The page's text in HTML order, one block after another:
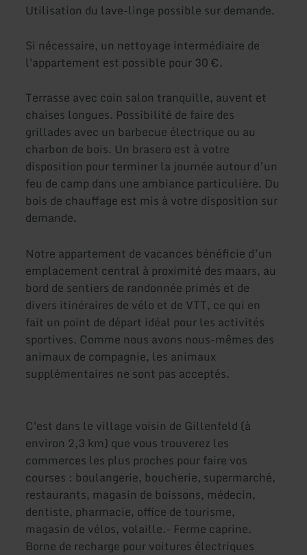
Utilisation du lave-linge possible sur demande.
Si nécessaire, un nettoyage intermédiaire de
l'appartement est possible pour 30 €.
Terrasse avec coin salon tranquille, auvent et
chaises longues. Possibilité de faire des
grillades avec un barbecue électrique ou au
charbon de bois. Un brasero est à votre
disposition pour terminer la journée autour d’un
feu de camp dans une ambiance particulière. Du
bois de chauffage est mis à votre disposition sur
demande.
Notre appartement de vacances bénéficie d’un
emplacement central à proximité des maars, au
bord de sentiers de randonnée primés et de
divers itinéraires de vélo et de VTT, ce qui en
fait un point de départ idéal pour les activités
sportives. Comme nous avons nous-mêmes des
animaux de compagnie, les animaux
supplémentaires ne sont pas acceptés.
C'est dans le village voisin de Gillenfeld (à
environ 2,3 km) que vous trouverez les
commerces les plus proches pour faire vos
courses : boulangerie, boucherie, supermarché,
restaurants, magasin de boissons, médecin,
dentiste, pharmacie, office de tourisme,
magasin de vélos, volaille.- Ferme caprine.
Borne de recharge pour voitures électriques